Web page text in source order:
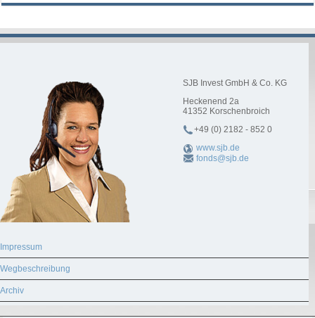
SJB Invest GmbH & Co. KG
Heckenend 2a
41352 Korschenbroich
+49 (0) 2182 - 852 0
www.sjb.de
fonds@sjb.de
Impressum
Wegbeschreibung
Archiv